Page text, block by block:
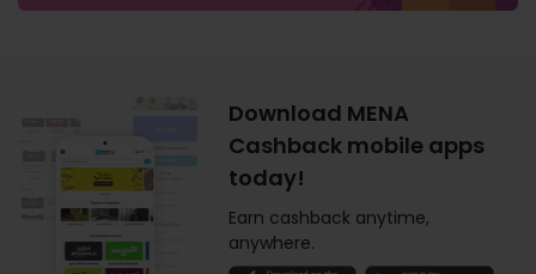
Download MENA
Cashback mobile apps
today!
Earn cashback anytime,
anywhere.